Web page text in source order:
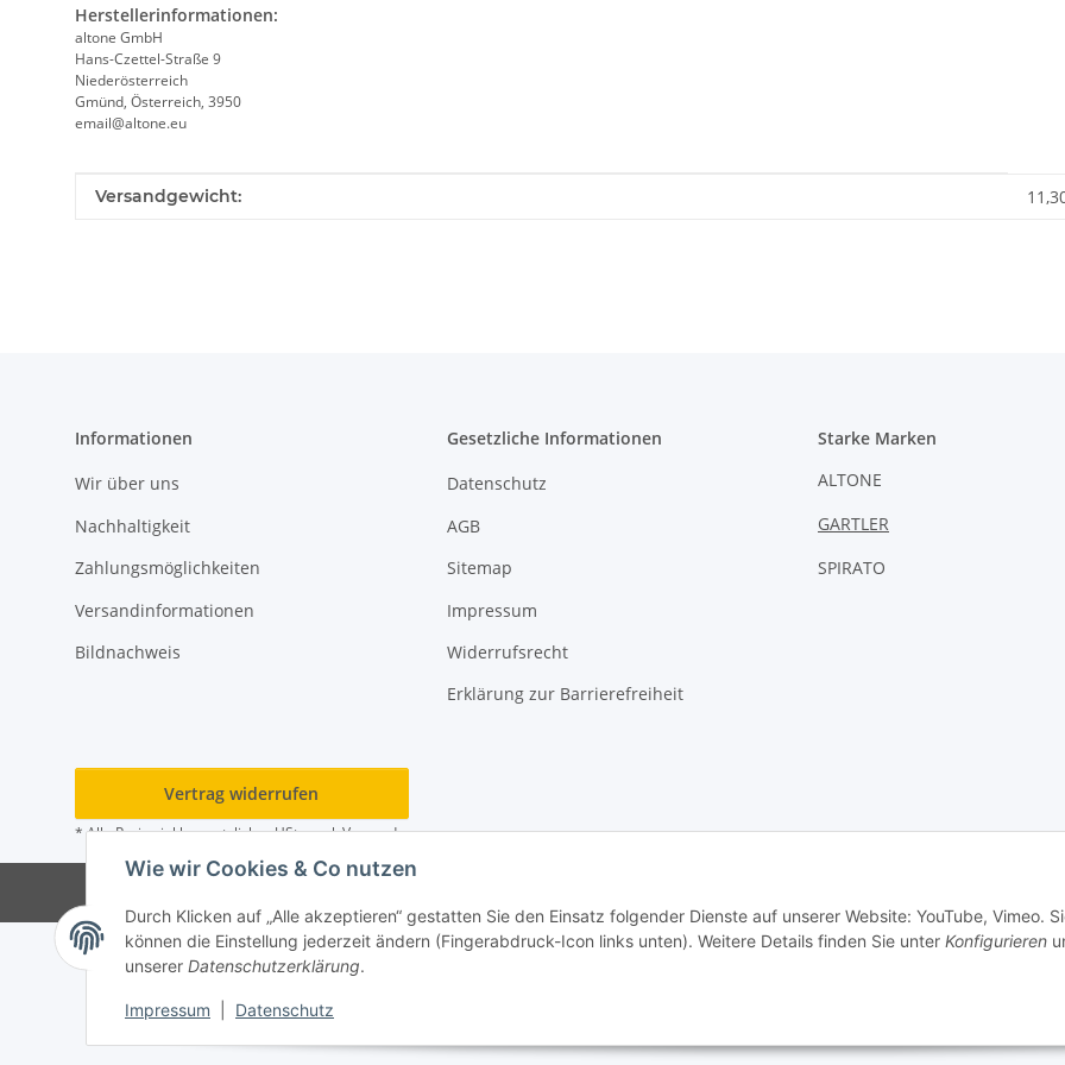
Wie wir Cookies & Co nutzen
Durch Klicken auf „Alle akzeptieren“ gestatten Sie den Einsatz folgender Dienste auf unserer Website: YouTube, Vimeo.
können die Einstellung jederzeit ändern (Fingerabdruck-Icon links unten). Weitere Details finden Sie unter Konfigurieren
unserer Datenschutzerklärung.
Impressum Datenschutz
Herstellerinformationen:
altone GmbH
Hans-Czettel-Straße 9
Niederösterreich
Gmünd, Österreich, 3950
email@altone.eu
Produkteigenschaft
Wert
Versandgewicht:
Informationen
Wir über uns
Nachhaltigkeit
Zahlungsmöglichkeiten
Versandinformationen
Bildnachweis
Gesetzliche Informationen
Datenschutz
AGB
Sitemap
Impressum
Widerrufsrecht
Erklärung zur Barrierefreiheit
Starke Marken
ALTONE
GARTLER
SPIRATO
Vertrag widerrufen
* Alle Preise inkl. gesetzlicher USt., zzgl.Versand